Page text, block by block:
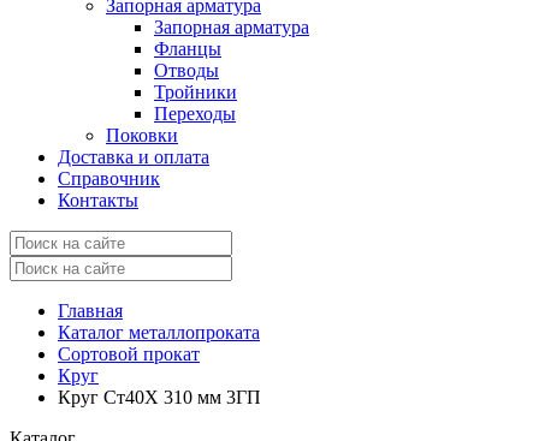
Запорная арматура
Запорная арматура
Фланцы
Отводы
Тройники
Переходы
Поковки
Доставка и оплата
Справочник
Контакты
Главная
Каталог металлопроката
Сортовой прокат
Круг
Круг Ст40Х 310 мм 3ГП